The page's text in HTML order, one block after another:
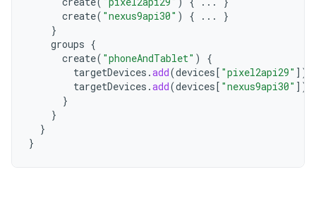
create( "nexus9api30" ) { ...
}
}
groups {
create( "phoneAndTablet" )
{
targetDevices .add(devices[ "pixel2api29" ] )
targetDevices .add(devices[ "nexus9api30" ] )
}
}
}
}